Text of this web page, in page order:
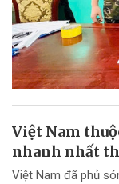
Việt Nam
nhanh nhất
Việt Nam đã phủ